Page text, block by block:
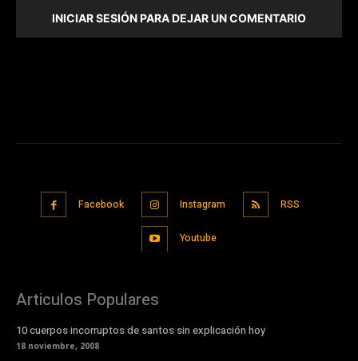
INICIAR SESIÓN PARA DEJAR UN COMENTARIO
Facebook Instagram RSS
Youtube
Articulos Populares
10 cuerpos incorruptos de santos sin explicación hoy
18 noviembre, 2008